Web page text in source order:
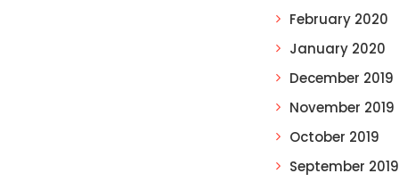
February 2020
January 2020
December 2019
November 2019
October 2019
September 2019